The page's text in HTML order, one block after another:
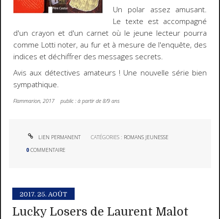
Un polar assez amusant.
Le texte est accompagné
d'un crayon et d'un carnet où le jeune lecteur pourra
comme Lotti noter, au fur et à mesure de l'enquête, des
indices et déchiffrer des messages secrets.
Avis aux détectives amateurs ! Une nouvelle série bien
sympathique.
Flammarion, 2017 public : à partir de 8/9 ans
LIEN PERMANENT CATÉGORIES : ROMANS JEUNESSE
0 COMMENTAIRE
2017. 25. AOÛT
Lucky Losers de Laurent Malot